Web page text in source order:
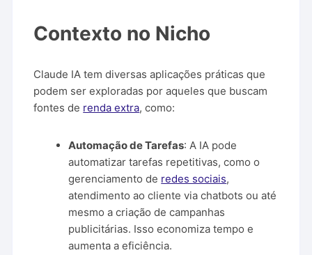
Contexto no Nicho
Claude IA tem diversas aplicações práticas que
podem ser exploradas por aqueles que buscam
fontes de renda extra, como:
Automação de Tarefas: A IA pode
automatizar tarefas repetitivas, como o
gerenciamento de redes sociais,
atendimento ao cliente via chatbots ou até
mesmo a criação de campanhas
publicitárias. Isso economiza tempo e
aumenta a eficiência.